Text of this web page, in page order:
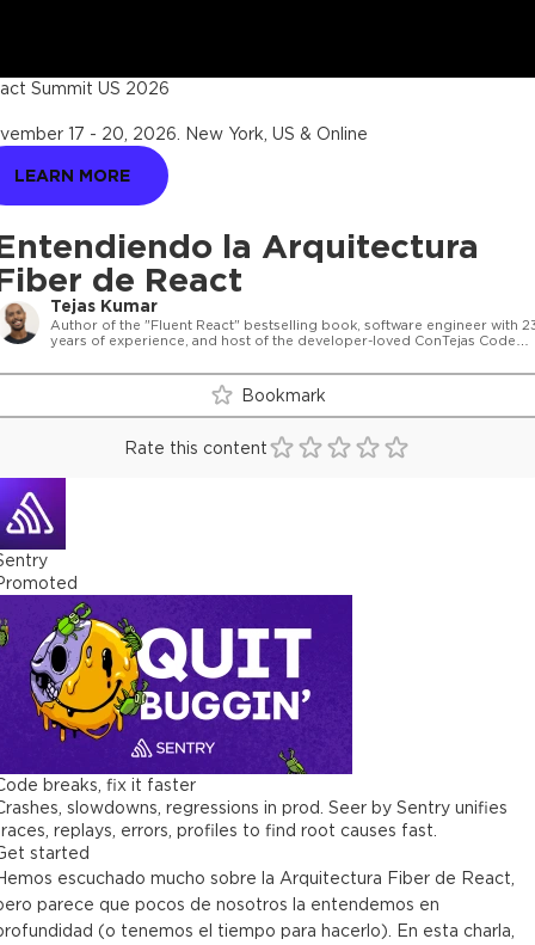
la Arquitectura
de React
Tejas Kumar
Author of the "Fluent React" bestselling book, software engineer with
years of experience, and host of the developer-loved ConTejas Code
Summit US 2026
17 - 20, 2026 New York, US & Online
LEARN MORE
Bookmark
Rate this content
breaks, fix it faster
slowdowns, regressions in prod. Seer by Sentry unifies
replays, errors, profiles to find root causes fast.
started
escuchado mucho sobre la Arquitectura Fiber de React,
parece que pocos de nosotros la entendemos en
(o tenemos el tiempo para hacerlo). En esta charla,